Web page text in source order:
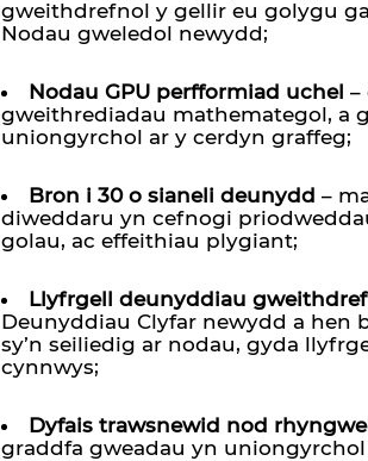
gweithdrefnol y gellir eu golygu
Nodau gweledol newydd;
Nodau GPU perfformiad uchel –
gweithrediadau mathemategol, a
uniongyrchol ar y cerdyn graffeg;
Bron i 30 o sianeli deunydd –
diweddaru yn cefnogi
golau, ac effeithiau plygiant;
Llyfrgell deunyddiau
Deunyddiau Clyfar newydd a hen
sy’n seiliedig ar nodau, gyda
cynnwys;
Dyfais trawsnewid nod
graddfa gweadau yn